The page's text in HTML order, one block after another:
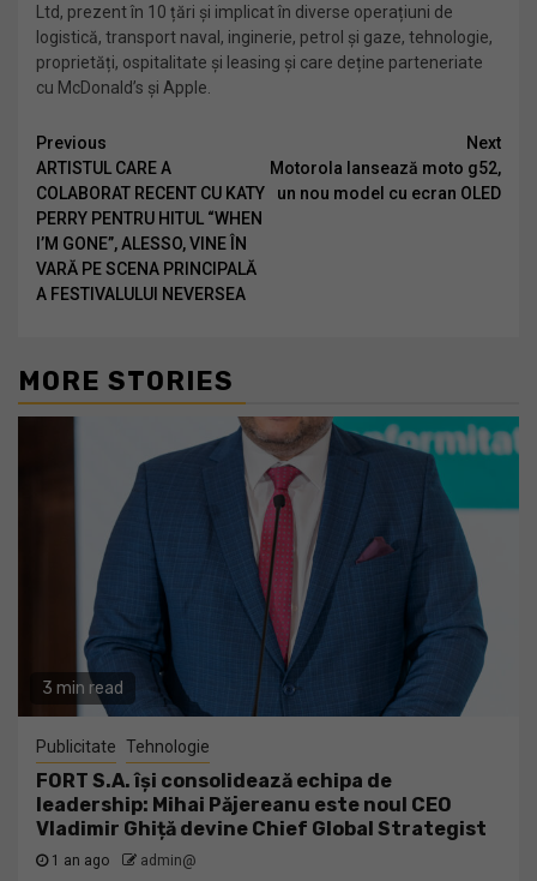
Ltd, prezent în 10 țări și implicat în diverse operațiuni de
logistică, transport naval, inginerie, petrol și gaze, tehnologie,
proprietăți, ospitalitate și leasing și care deține parteneriate
cu McDonald’s și Apple.
Continue
Reading
Previous
ARTISTUL CARE A
COLABORAT RECENT CU KATY
PERRY PENTRU HITUL “WHEN
I’M GONE”, ALESSO, VINE ÎN
VARĂ PE SCENA PRINCIPALĂ
A FESTIVALULUI NEVERSEA
Next
Motorola lansează moto g52,
un nou model cu ecran OLED
MORE STORIES
3 min read
Publicitate Tehnologie
FORT S.A. își consolidează echipa de
leadership: Mihai Păjereanu este noul CEO
Vladimir Ghiță devine Chief Global Strategist
1 an ago admin@